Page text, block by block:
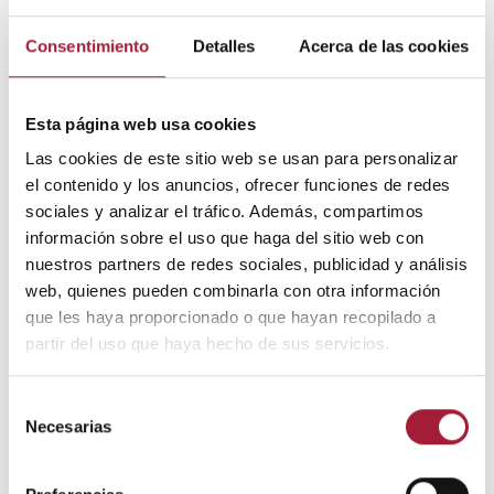
Consentimiento Detalles Acerca de las cookies
Esta página web usa cookies
Las cookies de este sitio web se usan para personalizar
el contenido y los anuncios, ofrecer funciones de redes
sociales y analizar el tráfico. Además, compartimos
información sobre el uso que haga del sitio web con
nuestros partners de redes sociales, publicidad y análisis
web, quienes pueden combinarla con otra información
que les haya proporcionado o que hayan recopilado a
partir del uso que haya hecho de sus servicios.
Necesarias
vegetales.
Al igual que la vitamina C, la
tiene un
potente efecto antioxidante y ayuda a prevenir el
estrés oxidativo.
Son alimentos ricos en vitamina E las semillas de
girasol, los aceites vegetales, los frutos secos como las
almendras, las espinacas y el brócoli.
Todas estas vitaminas para un pelo saludable son
convenientes tanto para hombres como para mujeres.
Y no solo para el cabello, sino también para las uñas.
, además de ser